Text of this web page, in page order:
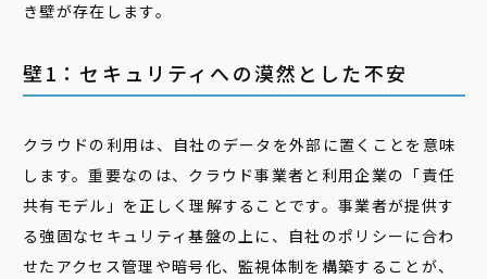
き壁が存在します。
壁1：セキュリティへの漠然とした不安
クラウドの利用は、自社のデータを外部に置くことを意味
します。重要なのは、クラウド事業者と利用企業の「責任
共有モデル」を正しく理解することです。事業者が提供す
る強固なセキュリティ基盤の上に、自社のポリシーに合わ
せたアクセス管理や暗号化、監視体制を構築することが、